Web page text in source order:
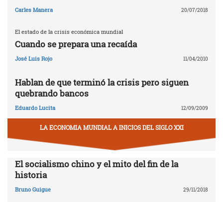
Carles Manera 20/07/2018
El estado de la crisis económica mundial
Cuando se prepara una recaída
José Luis Rojo 11/04/2010
Hablan de que terminó la crisis pero siguen
quebrando bancos
Eduardo Lucita 12/09/2009
LA ECONOMIA MUNDIAL A INICIOS DEL SIGLO XXI
El socialismo chino y el mito del fin de la
historia
Bruno Guigue 29/11/2018